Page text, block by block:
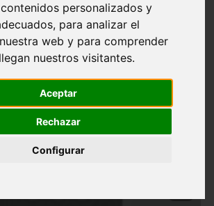
personalizados y
para analizar el
web y para comprender
nuestros visitantes.
Aceptar
Rechazar
Configurar
y Sabias que
noticias impactantes y mucho mas
artículos